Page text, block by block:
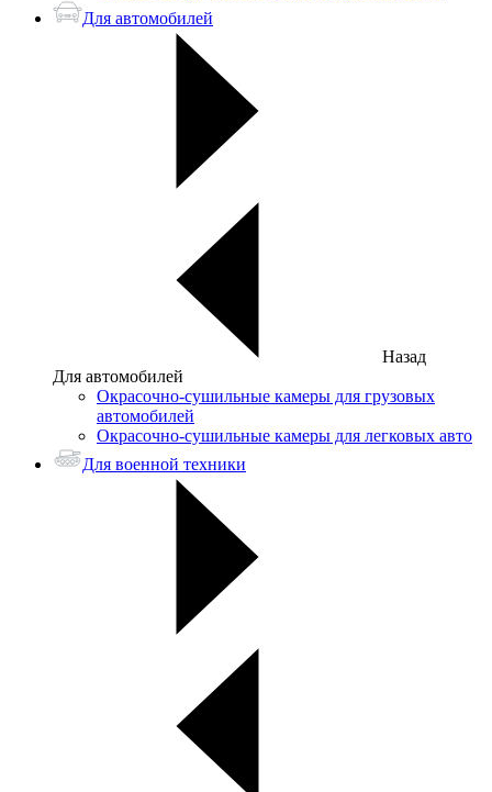
Для автомобилей
Назад
Для автомобилей
Окрасочно-сушильные камеры для грузовых
автомобилей
Окрасочно-сушильные камеры для легковых авто
Для военной техники